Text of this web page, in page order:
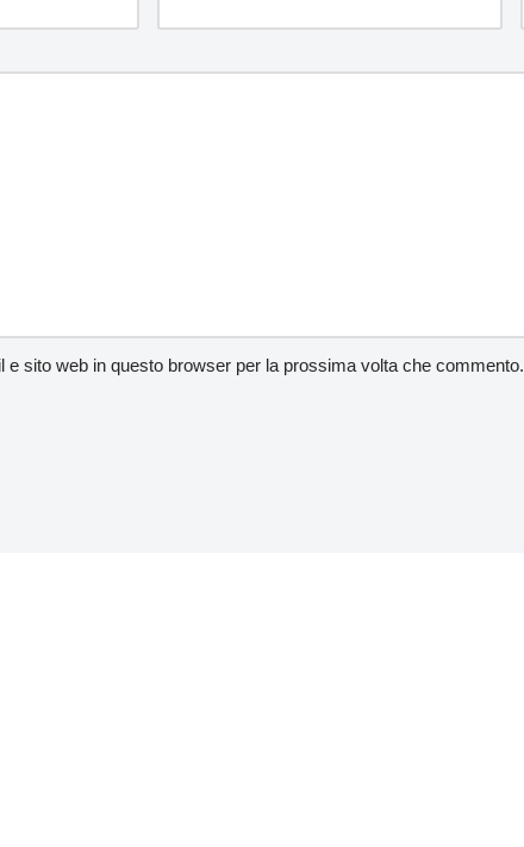
e sito web in questo browser per la prossima volta che commento.